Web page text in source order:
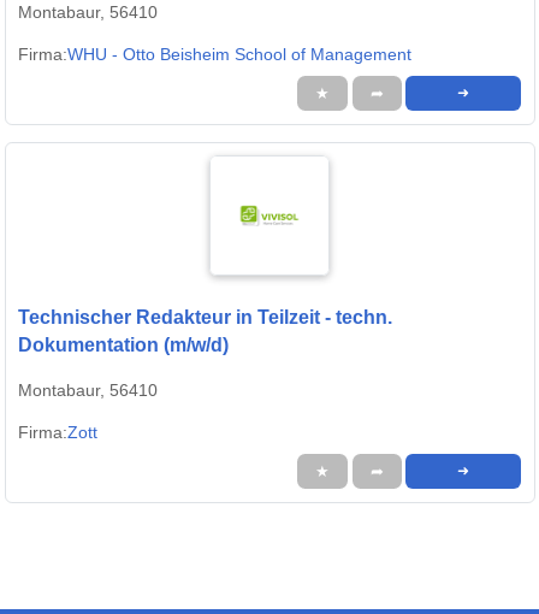
Montabaur, 56410
Firma:WHU - Otto Beisheim School of Management
★ ➦ ➜
Technischer Redakteur in Teilzeit - techn.
Dokumentation (m/w/d)
Montabaur, 56410
Firma:Zott
★ ➦ ➜